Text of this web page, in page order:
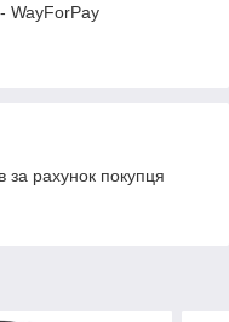
WayForPay
за рахунок покупця